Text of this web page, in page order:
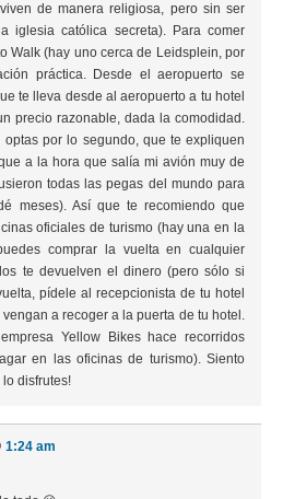
de manera religiosa, pero sin ser
iglesia católica secreta). Para comer
Walk (hay uno cerca de Leidsplein, por
práctica. Desde el aeropuerto se
te lleva desde al aeropuerto a tu hotel
precio razonable, dada la comodidad.
por lo segundo, que te expliquen
a la hora que salía mi avión muy de
todas las pegas del mundo para
meses). Así que te recomiendo que
oficiales de turismo (hay una en la
comprar la vuelta en cualquier
te devuelven el dinero (pero sólo si
pídele al recepcionista de tu hotel
a recoger a la puerta de tu hotel.
Yellow Bikes hace recorridos
en las oficinas de turismo). Siento
lo disfrutes!
1:24 am